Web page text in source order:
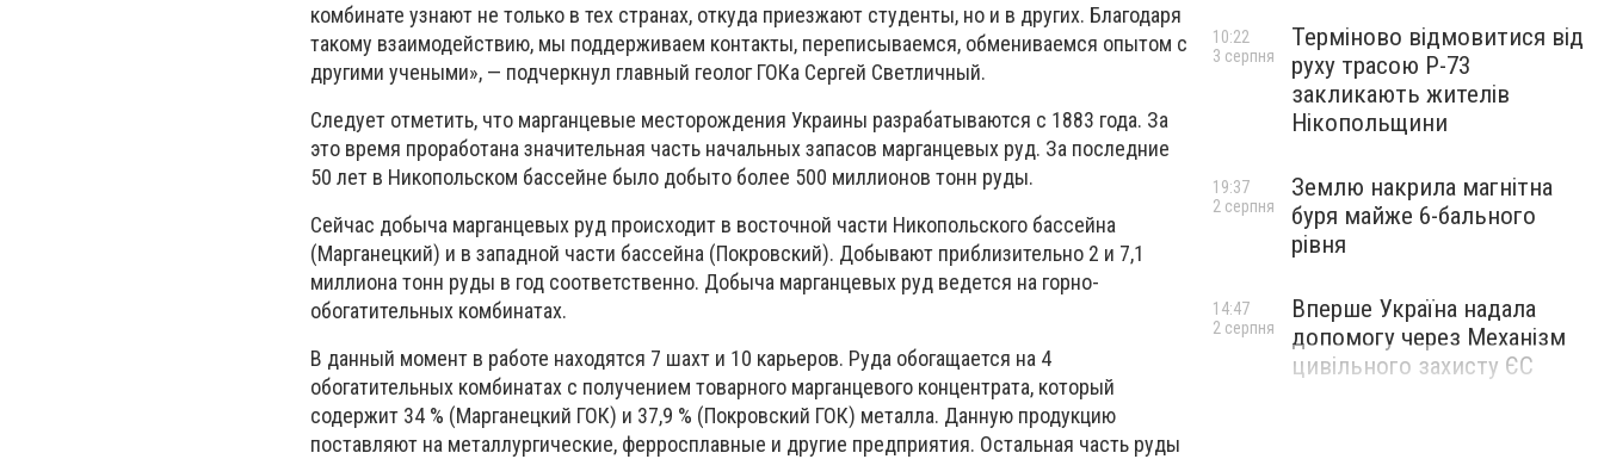
комбинате узнают не только в тех странах, откуда приезжают студенты, но и в других. Благодаря
такому взаимодействию, мы поддерживаем контакты, переписываемся, обмениваемся опытом с
другими учеными», — подчеркнул главный геолог ГОКа Сергей Светличный.
Следует отметить, что марганцевые месторождения Украины разрабатываются с 1883 года. За
это время проработана значительная часть начальных запасов марганцевых руд. За последние
50 лет в Никопольском бассейне было добыто более 500 миллионов тонн руды.
Сейчас добыча марганцевых руд происходит в восточной части Никопольского бассейна
(Марганецкий) и в западной части бассейна (Покровский). Добывают приблизительно 2 и 7,1
миллиона тонн руды в год соответственно. Добыча марганцевых руд ведется на горно-
обогатительных комбинатах.
В данный момент в работе находятся 7 шахт и 10 карьеров. Руда обогащается на 4
обогатительных комбинатах с получением товарного марганцевого концентрата, который
содержит 34 % (Марганецкий ГОК) и 37,9 % (Покровский ГОК) металла. Данную продукцию
поставляют на металлургические, ферросплавные и другие предприятия. Остальная часть руды
Терміново відмовитися від
руху трасою Р-73
закликають жителів
Нікопольщини
10:22
3 серпня
Землю накрила магнітна
буря майже 6-бального
рівня
19:37
2 серпня
Вперше Україна надала
допомогу через Механізм
цивільного захисту ЄС
14:47
2 серпня